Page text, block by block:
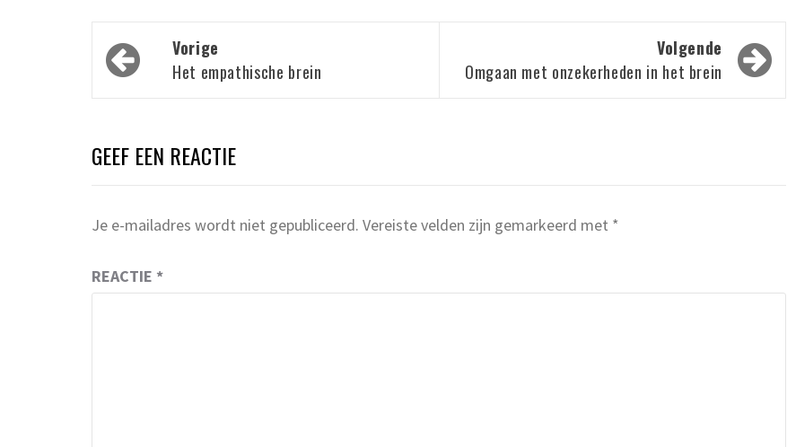
Bericht
navigatie
Vorige
Het empathische brein
Volgende
Omgaan met onzekerheden in het brein
GEEF EEN REACTIE
Je e-mailadres wordt niet gepubliceerd. Vereiste velden zijn gemarkeerd met *
REACTIE *